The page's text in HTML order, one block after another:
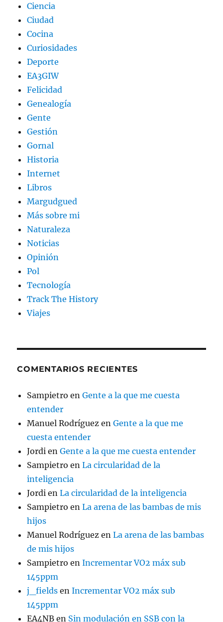
Ciencia
Ciudad
Cocina
Curiosidades
Deporte
EA3GIW
Felicidad
Genealogía
Gente
Gestión
Gornal
Historia
Internet
Libros
Margudgued
Más sobre mi
Naturaleza
Noticias
Opinión
Pol
Tecnología
Track The History
Viajes
COMENTARIOS RECIENTES
Sampietro enGente a la que me cuesta
entender
Manuel Rodríguez enGente a la que me
cuesta entender
Jordi enGente a la que me cuesta entender
Sampietro enLa circularidad de la
inteligencia
Jordi enLa circularidad de la inteligencia
Sampietro enLa arena de las bambas de mis
hijos
Manuel Rodríguez enLa arena de las bambas
de mis hijos
Sampietro enIncrementar VO2 máx sub
145ppm
j_fields enIncrementar VO2 máx sub
145ppm
EA4NB en Sin modulación en SSB con la